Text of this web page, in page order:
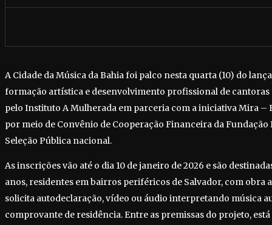
A Cidade da Música da Bahia foi palco nesta quarta (10) do
formação artística e desenvolvimento profissional de
pelo Instituto A Mulherada em parceria com a iniciativa Mira –
por meio de Convênio de Cooperação Financeira da Fundação
Seleção Pública nacional.
As inscrições vão até o dia 10 de janeiro de 2026 e são
anos, residentes em bairros periféricos de Salvador, com obra
solicita autodeclaração, vídeo ou áudio interpretando música
comprovante de residência. Entre as premissas do projeto,